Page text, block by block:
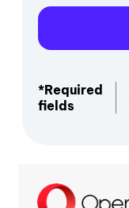
*Required
fields